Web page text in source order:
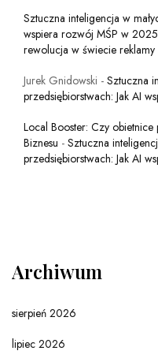
Sztuczna inteligencja w
wspiera rozwój MŚP w
rewolucja w świecie reklamy
Jurek Gnidowski - Sztuczna
przedsiębiorstwach: Jak AI
Local Booster: Czy
Biznesu - Sztuczna
przedsiębiorstwach: Jak AI
Archiwum
sierpień 2026
lipiec 2026